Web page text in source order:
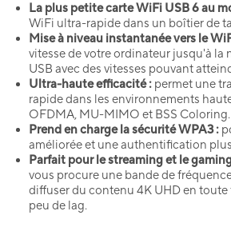
La plus petite carte WiFi USB 6 au
WiFi ultra-rapide dans un boîtier de
Mise à niveau instantanée vers le
vitesse de votre ordinateur jusqu'à la
USB avec des vitesses pouvant
Ultra-haute efficacité : permet une
rapide dans les environnements
OFDMA, MU-MIMO et BSS Coloring.
Prend en charge la sécurité WPA3 :
améliorée et une authentification
Parfait pour le streaming et le
vous procure une bande de
diffuser du contenu 4K UHD en
peu de lag.